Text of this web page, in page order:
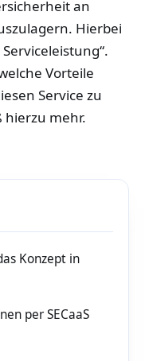
an
Hierbei
Vorteile
Service zu
hierzu mehr.
Konzept in
per SECaaS